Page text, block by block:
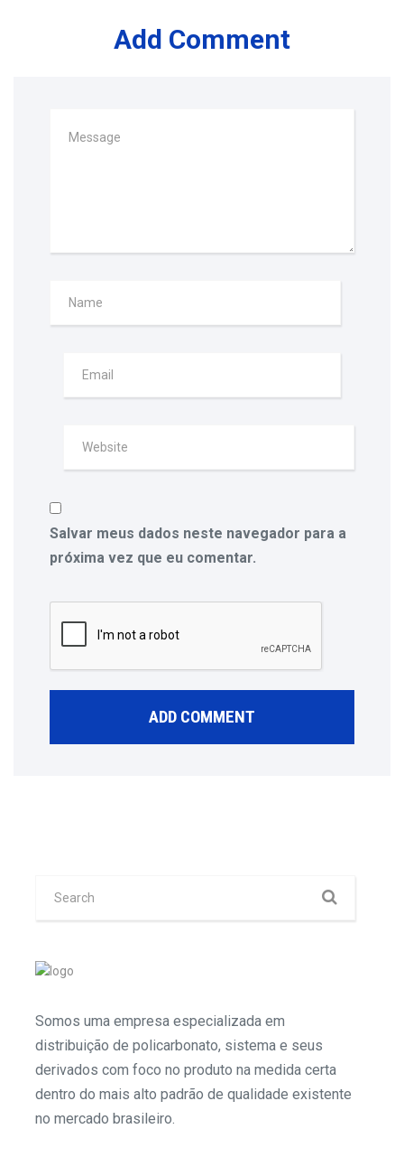
Add Comment
Salvar meus dados neste navegador para a
próxima vez que eu comentar.
Somos uma empresa especializada em
distribuição de policarbonato, sistema e seus
derivados com foco no produto na medida certa
dentro do mais alto padrão de qualidade existente
no mercado brasileiro.